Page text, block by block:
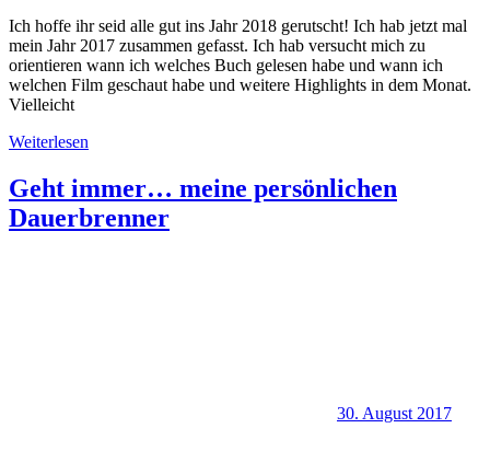
Ich hoffe ihr seid alle gut ins Jahr 2018 gerutscht! Ich hab jetzt mal
mein Jahr 2017 zusammen gefasst. Ich hab versucht mich zu
orientieren wann ich welches Buch gelesen habe und wann ich
welchen Film geschaut habe und weitere Highlights in dem Monat.
Vielleicht
Weiterlesen
Geht immer… meine persönlichen
Dauerbrenner
30. August 2017